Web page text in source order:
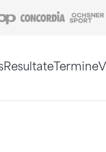
Coop
ResultateTermine